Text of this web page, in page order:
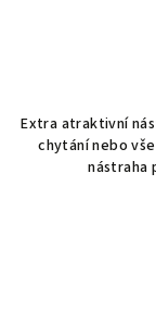
Extra atraktivní
chytání nebo
nástraha